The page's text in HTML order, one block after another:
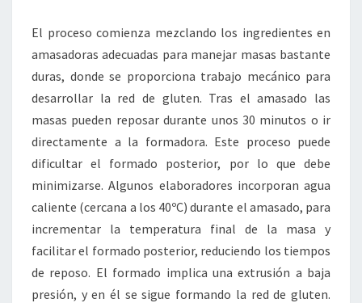
El proceso comienza mezclando los ingredientes en
amasadoras adecuadas para manejar masas bastante
duras, donde se proporciona trabajo mecánico para
desarrollar la red de gluten. Tras el amasado las
masas pueden reposar durante unos 30 minutos o ir
directamente a la formadora. Este proceso puede
dificultar el formado posterior, por lo que debe
minimizarse. Algunos elaboradores incorporan agua
caliente (cercana a los 40ºC) durante el amasado, para
incrementar la temperatura final de la masa y
facilitar el formado posterior, reduciendo los tiempos
de reposo. El formado implica una extrusión a baja
presión, y en él se sigue formando la red de gluten.